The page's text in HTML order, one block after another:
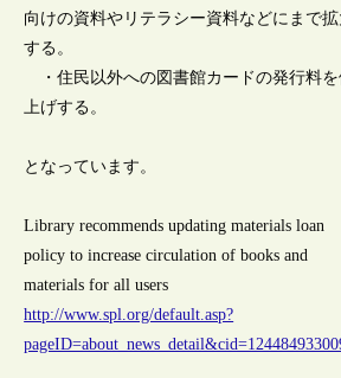
向けの資料やリテラシー資料などにまで
する。
・住民以外への図書館カードの発行料を
上げする。
となっています。
Library recommends updating materials loan
policy to increase circulation of books and
materials for all users
http://www.spl.org/default.asp?